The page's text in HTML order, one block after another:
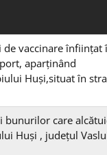
vaccinare înființat
aparținând
Huși,situat în
care
Huşi , județul